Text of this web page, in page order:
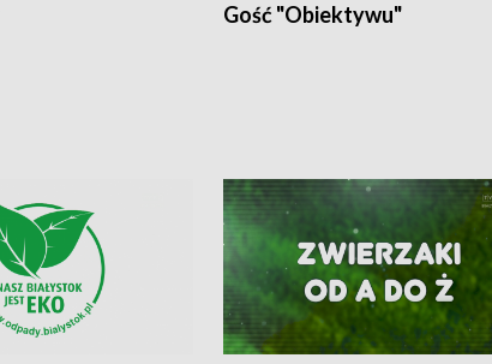
Gość "Obiektywu"